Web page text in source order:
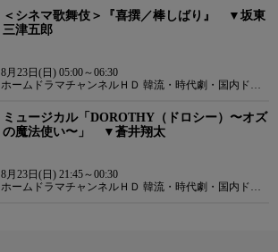
＜シネマ歌舞伎＞『喜撰／棒しばり』 ▼坂東
三津五郎
8月23日(日) 05:00～06:30
ホームドラマチャンネルＨＤ 韓流・時代劇・国内ドラ
ミュージカル「DOROTHY（ドロシー）〜オズ
の魔法使い〜」 ▼蒼井翔太
8月23日(日) 21:45～00:30
ホームドラマチャンネルＨＤ 韓流・時代劇・国内ドラ